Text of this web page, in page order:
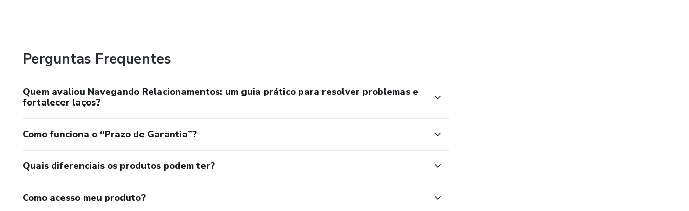
Perguntas Frequentes
Quem avaliou Navegando Relacionamentos: um guia prático para resolver problemas e
fortalecer laços?
Como funciona o “Prazo de Garantia”?
Quais diferenciais os produtos podem ter?
Como acesso meu produto?